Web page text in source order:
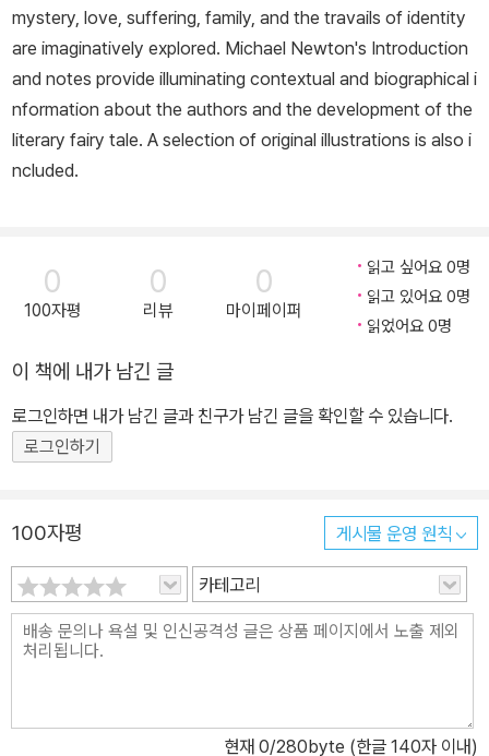
mystery, love, suffering, family, and the travails of identity
are imaginatively explored. Michael Newton's Introduction
and notes provide illuminating contextual and biographical i
nformation about the authors and the development of the
literary fairy tale. A selection of original illustrations is also i
ncluded.
0
100자평
0
리뷰
0
마이페이퍼
읽고 싶어요 0명
읽고 있어요 0명
읽었어요 0명
이 책에 내가 남긴 글
로그인하면 내가 남긴 글과 친구가 남긴 글을 확인할 수 있습니다.
로그인하기
100자평 게시물 운영 원칙
카테고리
현재 0/280byte (한글 140자 이내)